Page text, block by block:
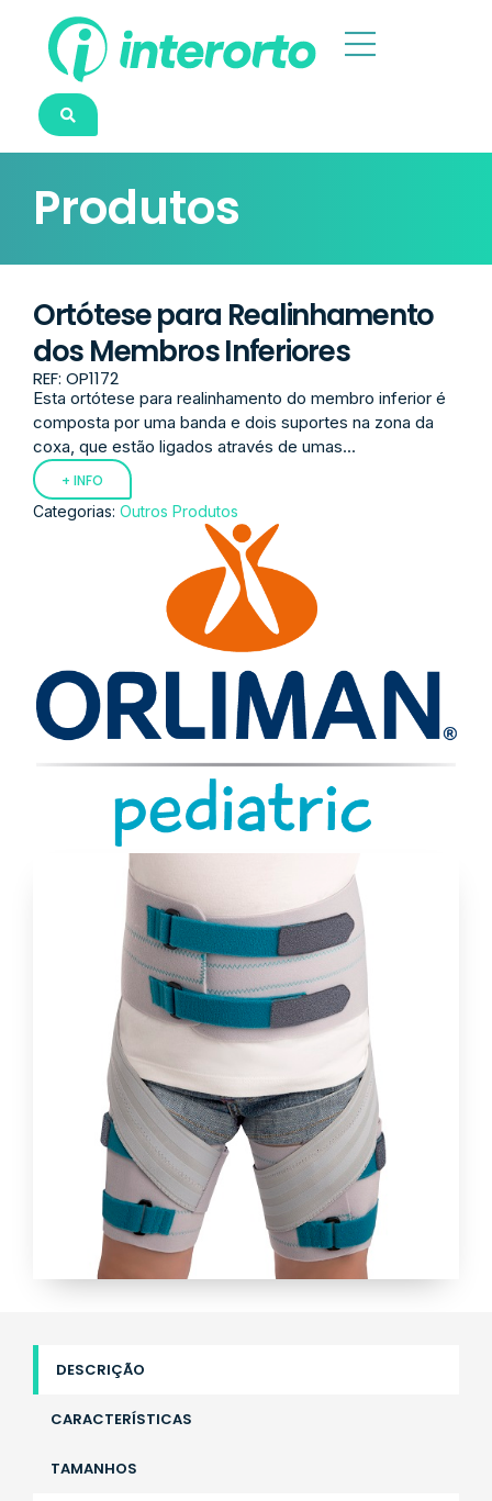
Produtos
Ortótese para Realinhamento
dos Membros Inferiores
REF: OP1172
Esta ortótese para realinhamento do membro inferior é
composta por uma banda e dois suportes na zona da
coxa, que estão ligados através de umas...
+ INFO
Categorias: Outros Produtos
DESCRIÇÃO
CARACTERÍSTICAS
TAMANHOS